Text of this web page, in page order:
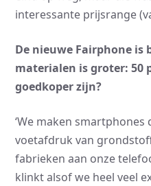
interessante prijsrange
De nieuwe Fairphone is
materialen is groter: 50
goedkoper zijn?
‘We maken
voetafdruk van
fabrieken aan onze
klinkt alsof we heel veel